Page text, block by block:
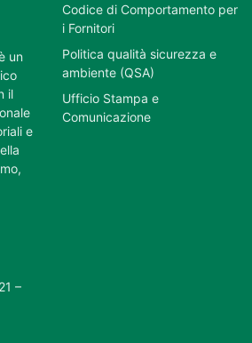
un
il
e
–
Codice di Comportamento per
i Fornitori
Politica qualità sicurezza e
ambiente (QSA)
Ufficio Stampa e
Comunicazione